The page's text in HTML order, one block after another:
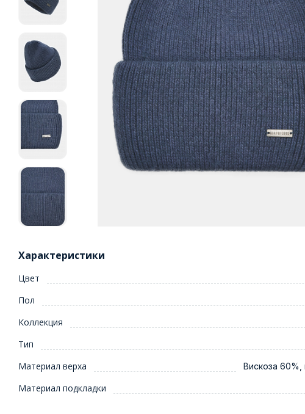
Акции / Новости
Адреса магазинов
Характеристики
Цвет
Пол
Коллекция
Тип
Материал верха Вискоза 60%,
Материал подкладки